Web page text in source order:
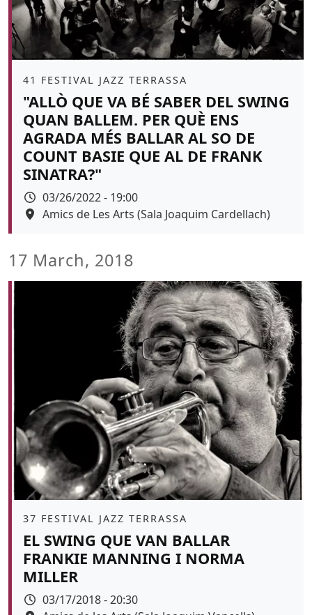
Àmbit
41 FESTIVAL JAZZ TERRASSA
"ALLÒ QUE VA BÉ SABER DEL SWING
QUAN BALLEM. PER QUÈ ENS
AGRADA MÉS BALLAR AL SO DE
COUNT BASIE QUE AL DE FRANK
SINATRA?"
Data
03/26/2022 - 19:00
Espai
Amics de Les Arts (Sala Joaquim Cardellach)
17 March, 2018
Àmbit
37 FESTIVAL JAZZ TERRASSA
EL SWING QUE VAN BALLAR
FRANKIE MANNING I NORMA
MILLER
Data
03/17/2018 - 20:30